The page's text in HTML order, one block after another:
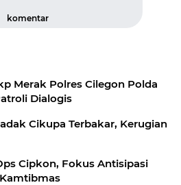
komentar
Merak Polres Cilegon Polda
Dialogis
Cikupa Terbakar, Kerugian
Cipkon, Fokus Antisipasi